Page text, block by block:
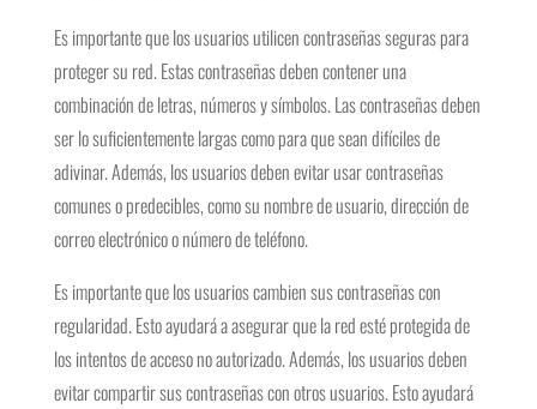
Es importante que los usuarios utilicen contraseñas seguras para
proteger su red. Estas contraseñas deben contener una
combinación de letras, números y símbolos. Las contraseñas deben
ser lo suficientemente largas como para que sean difíciles de
adivinar. Además, los usuarios deben evitar usar contraseñas
comunes o predecibles, como su nombre de usuario, dirección de
correo electrónico o número de teléfono.
Es importante que los usuarios cambien sus contraseñas con
regularidad. Esto ayudará a asegurar que la red esté protegida de
los intentos de acceso no autorizado. Además, los usuarios deben
evitar compartir sus contraseñas con otros usuarios. Esto ayudará